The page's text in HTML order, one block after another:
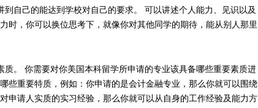
己的能达到学校对自己的要求。 可以讲述个人能力、见识以及
时，你可以换位思考下，就像你对其他同学的期待，能从别人那里
。 你需要对你美国本科留学所申请的专业该具备哪些重要素质进
些重要特质，例如：你申请的是会计金融专业，那么你就可以围绕
申请人实质的实习经验，那么你就可以从自身的工作经验及能力方